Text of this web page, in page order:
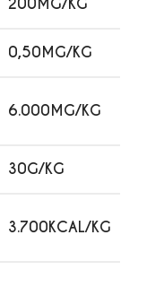
200MG/KG
0,50MG/KG
6.000MG/KG
30G/KG
3.700KCAL/KG